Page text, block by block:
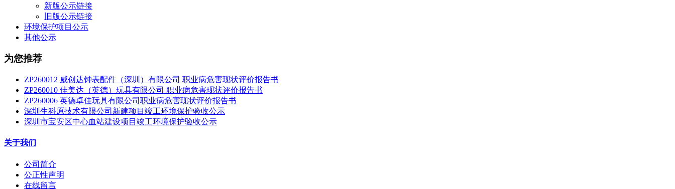
新版公示链接
旧版公示链接
环境保护项目公示
其他公示
为您推荐
ZP260012 威创达钟表配件（深圳）有限公司 职业病危害现状评价报告书
ZP260010 佳美达（英德）玩具有限公司 职业病危害现状评价报告书
ZP260006 英德卓佳玩具有限公司职业病危害现状评价报告书
深圳生科原技术有限公司新建项目竣工环境保护验收公示
深圳市宝安区中心血站建设项目竣工环境保护验收公示
关于我们
公司简介
公正性声明
在线留言